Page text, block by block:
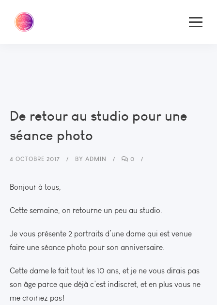
De retour au studio pour une
séance photo
4 OCTOBRE 2017 BY ADMIN 0
Bonjour à tous,
Cette semaine, on retourne un peu au studio.
Je vous présente 2 portraits d’une dame qui est venue
faire une séance photo pour son anniversaire.
Cette dame le fait tout les 10 ans, et je ne vous dirais pas
son âge parce que déjà c’est indiscret, et en plus vous ne
me croiriez pas!